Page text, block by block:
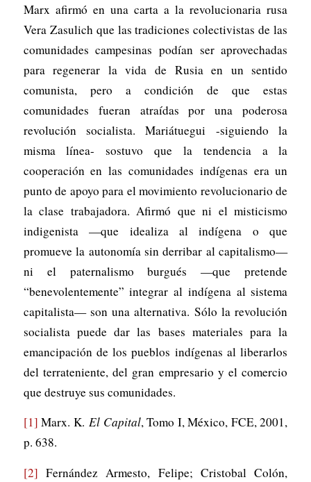
Marx afirmó en una carta a la revolucionaria rusa
Vera Zasulich que las tradiciones colectivistas de las
comunidades campesinas podían ser aprovechadas
para regenerar la vida de Rusia en un sentido
comunista, pero a condición de que estas
comunidades fueran atraídas por una poderosa
revolución socialista. Mariátuegui -siguiendo la
misma línea- sostuvo que la tendencia a la
cooperación en las comunidades indígenas era un
punto de apoyo para el movimiento revolucionario de
la clase trabajadora. Afirmó que ni el misticismo
indigenista —que idealiza al indígena o que
promueve la autonomía sin derribar al capitalismo—
ni el paternalismo burgués —que pretende
“benevolentemente” integrar al indígena al sistema
capitalista— son una alternativa. Sólo la revolución
socialista puede dar las bases materiales para la
emancipación de los pueblos indígenas al liberarlos
del terrateniente, del gran empresario y el comercio
que destruye sus comunidades.
[1] Marx. K.El Capital, Tomo I, México, FCE, 2001,
p. 638.
[2] Fernández Armesto, Felipe; Cristobal Colón,